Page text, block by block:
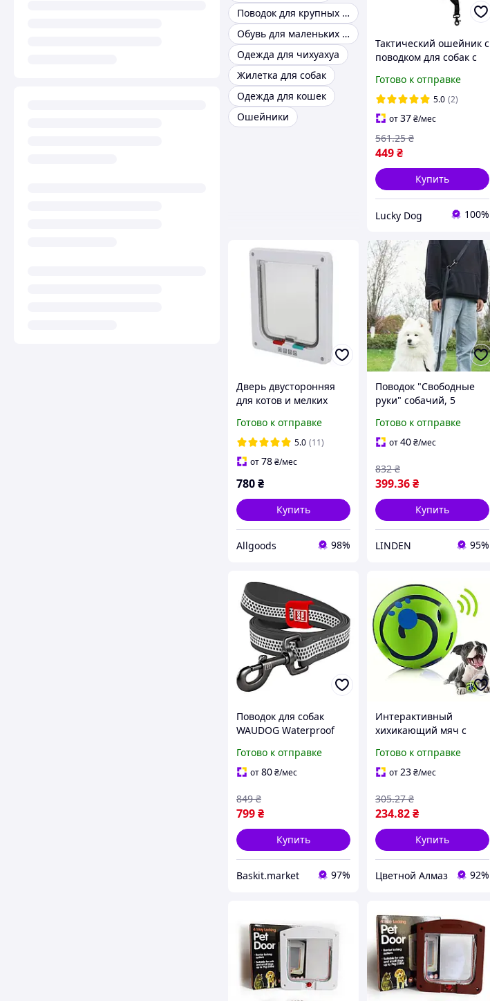
Поводок для крупных собак
Обувь для маленьких собак
Одежда для чихуахуа
Жилетка для собак
Одежда для кошек
Ошейники
Тактический ошейник с
поводком для собак с
пряжкой
Готово к отправке
5.0 (2)
от37₴/мес
449₴
561.25 ₴
Купить
Lucky Dog 100%
Дверь двусторонняя
для котов и мелких
19,8х19х1,8см
Готово к отправке
5.0 (11)
от78₴/мес
780₴
Купить
Allgoods 98%
Поводок "Свободные
руки" собачий, 5
тело
Готово к отправке
от40₴/мес
399.36₴
832 ₴
Купить
LINDEN 95%
Поводок для собак
WAUDOG Waterproof
XXL 25 мм 183 см
Серый
Готово к отправке
от80₴/мес
799₴
849 ₴
Купить
Baskit.market 97%
Интерактивный
хихикающий мяч с
Wobble Wag Giggle
(WH-85) Green 3860832
Готово к отправке
от23₴/мес
234.82₴
305.27 ₴
Купить
Цветной Алмаз 92%